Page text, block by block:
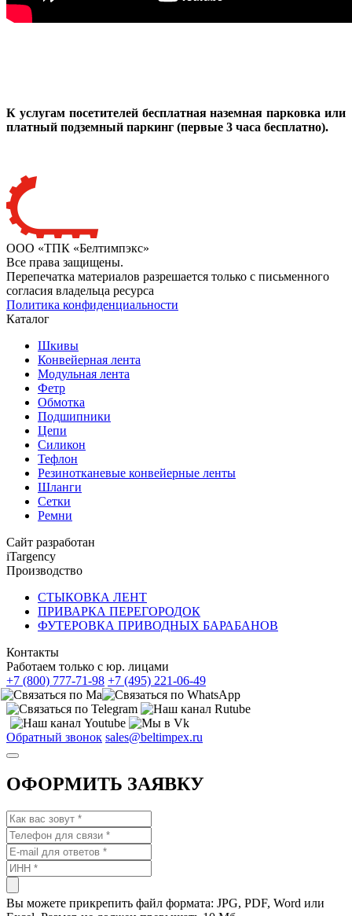
К услугам посетителей бесплатная наземная парковка или
платный подземный паркинг (первые 3 часа бесплатно).
ООО «ТПК «Белтимпэкс»
Все права защищены.
Перепечатка материалов разрешается только с письменного
согласия владельца ресурса
Политика конфиденциальности
Каталог
Шкивы
Конвейерная лента
Модульная лента
Фетр
Обмотка
Подшипники
Цепи
Силикон
Тефлон
Резинотканевые конвейерные ленты
Шланги
Сетки
Ремни
Сайт разработан
iTargency
Производство
СТЫКОВКА ЛЕНТ
ПРИВАРКА ПЕРЕГОРОДОК
ФУТЕРОВКА ПРИВОДНЫХ БАРАБАНОВ
Контакты
Работаем только с юр. лицами
+7 (800) 777-71-98 +7 (495) 221-06-49
Обратный звонок sales@beltimpex.ru
ОФОРМИТЬ ЗАЯВКУ
Вы можете прикрепить файл формата: JPG, PDF, Word или